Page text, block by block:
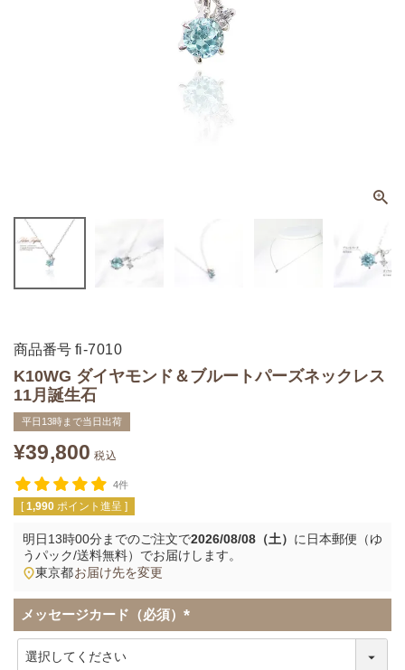
商品番号 fi-7010
K10WG ダイヤモンド＆ブルートパーズネックレス
11月誕生石
平日13時まで当日出荷
¥39,800 税込
4件
[ 1,990 ポイント進呈 ]
明日13時00分までのご注文で2026/08/08（土） に 日本郵便（ゆ
うパック/送料無料） でお届けします。
東京都お届け先を変更
メッセージカード（必須）
(